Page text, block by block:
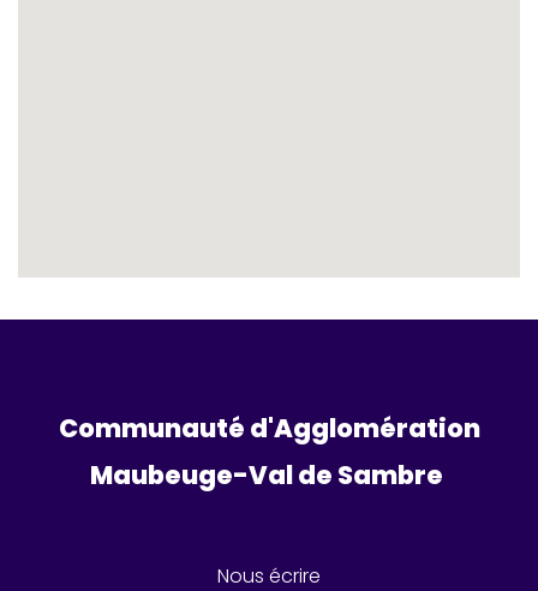
Communauté d'Agglomération
Maubeuge-Val de Sambre
Nous écrire